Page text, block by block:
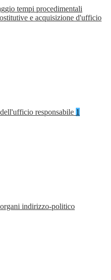
tempi procedimentali
e acquisizione d'ufficio
responsabile 1
indirizzo-politico